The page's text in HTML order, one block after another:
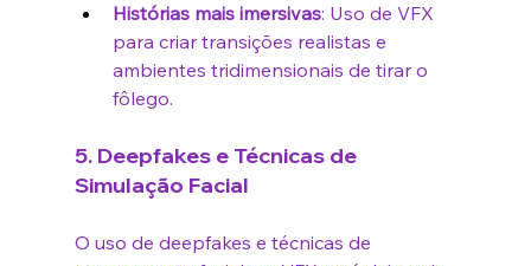
Histórias mais imersivas: Uso de VFX
para criar transições realistas e
ambientes tridimensionais de tirar o
fôlego.
5. Deepfakes e Técnicas de
Simulação Facial
O uso de deepfakes e técnicas de